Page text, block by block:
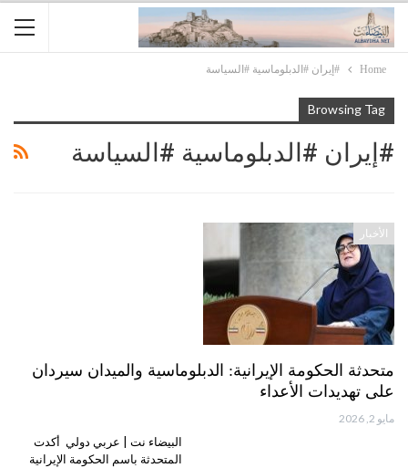
Home #إيران #الدبلوماسية #السياسة
Browsing Tag
#إيران #الدبلوماسية #السياسة
الأخبار
متحدثة الحكومة الإيرانية: الدبلوماسية والميدان سيردان
على تهديدات الأعداء
مايو 2, 2026
البيضاء نت | عربي دولي أكدت
المتحدثة باسم الحكومة الإيرانية